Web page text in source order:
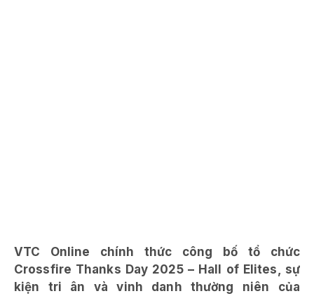
VTC Online chính thức công bố tổ chức
Crossfire Thanks Day 2025 – Hall of Elites, sự
kiện tri ân và vinh danh thường niên của